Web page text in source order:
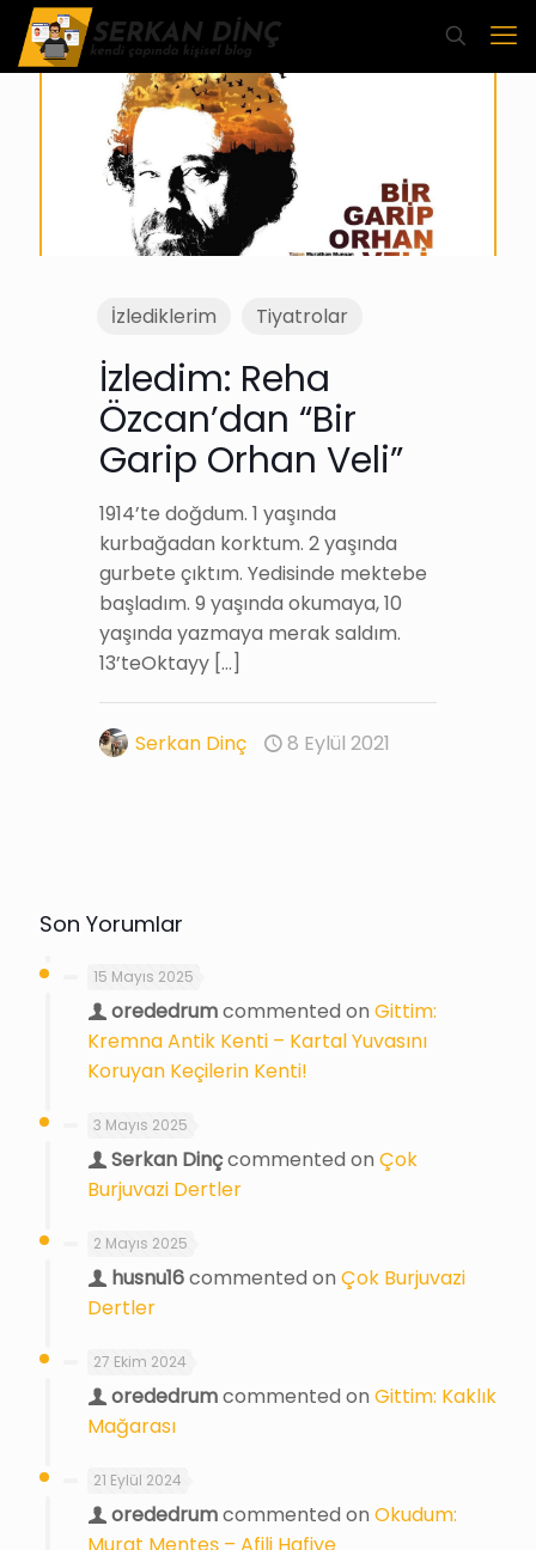
İzlediklerim Tiyatrolar
İzledim: Reha
Özcan’dan “Bir
Garip Orhan Veli”
1914’te doğdum. 1 yaşında
kurbağadan korktum. 2 yaşında
gurbete çıktım. Yedisinde mektebe
başladım. 9 yaşında okumaya, 10
yaşında yazmaya merak saldım.
13’teOktayy […]
Serkan Dinç 8 Eylül 2021
Son Yorumlar
15 Mayıs 2025
orededrumcommented on Gittim:
Kremna Antik Kenti – Kartal Yuvasını
Koruyan Keçilerin Kenti!
3 Mayıs 2025
Serkan Dinçcommented on Çok
Burjuvazi Dertler
2 Mayıs 2025
husnu16commented on Çok Burjuvazi
Dertler
27 Ekim 2024
orededrumcommented on Gittim: Kaklık
Mağarası
21 Eylül 2024
orededrumcommented on Okudum:
Murat Menteş – Afili Hafiye